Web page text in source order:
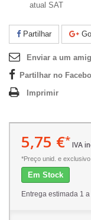
atual SAT
Partilhar
Enviar a um
Partilhar no
Imprimir
5,75 €*IVA
*Preço unid. e
Em Stock
Entrega estimada 1